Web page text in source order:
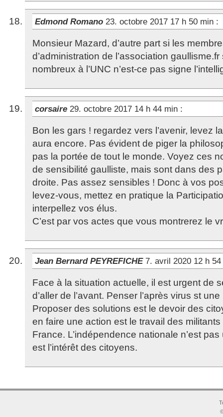
Edmond Romano 23. octobre 2017 17 h 50 min :
Monsieur Mazard, d’autre part si les
d’administration de l’association
nombreux à l’UNC n’est-ce pas signe
corsaire 29. octobre 2017 14 h 44 min :
Bon les gars ! regardez vers l’avenir, levez
aura encore. Pas évident de piger la
pas la portée de tout le monde. Voyez ces
de sensibilité gaulliste, mais sont dans des
droite. Pas assez sensibles ! Donc à vos
levez-vous, mettez en pratique la
interpellez vos élus.
C’est par vos actes que vous montrerez le
Jean Bernard PEYREFICHE 7. avril 2020 12 h
Face à la situation actuelle, il est urgent de
d’aller de l’avant. Penser l’après virus st
Proposer des solutions est le devoir des
en faire une action est le travail des
France. L’indépendence nationale n’est
est l’intérêt des citoyens.